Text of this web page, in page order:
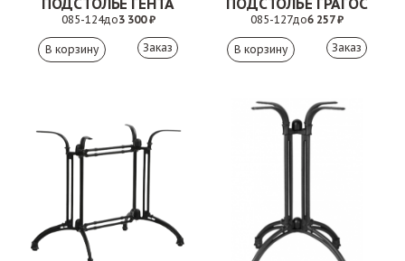
ПОДСТОЛЬЕ ГЕНТА
085-124до3 300 ₽
Заказ
ПОДСТОЛЬЕ ГРАГОС
085-127до6 257 ₽
Заказ